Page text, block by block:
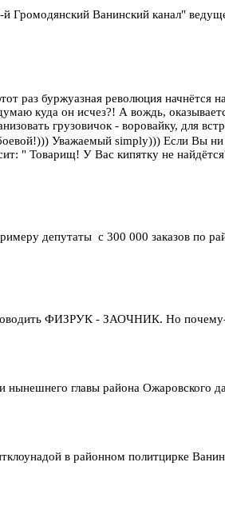
Ванинский канал"
раз буржуазная революция
куда он исчез?! А вождь,
грузовичок - воровайку, для
Уважаемый simply))) Если Вы ни
" Товарищ! У Вас кипятку не
депутаты с 300 000 заказов по
ФИЗРУК - ЗАОЧНИК. Но
нынешнего главы района Ожаровского
в районном политцирке